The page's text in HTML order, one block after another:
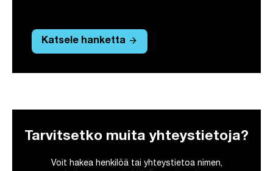
Katsele hanketta arrow_forward
Tarvitsetko muita yhteystietoja?
Voit hakea henkilöä tai yhteystietoa nimen,